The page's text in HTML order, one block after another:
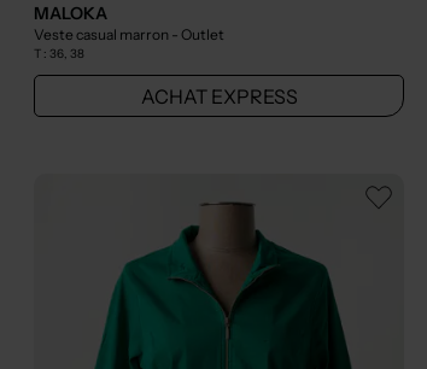
MALOKA
Veste casual marron - Outlet
T :36, 38
ACHAT EXPRESS